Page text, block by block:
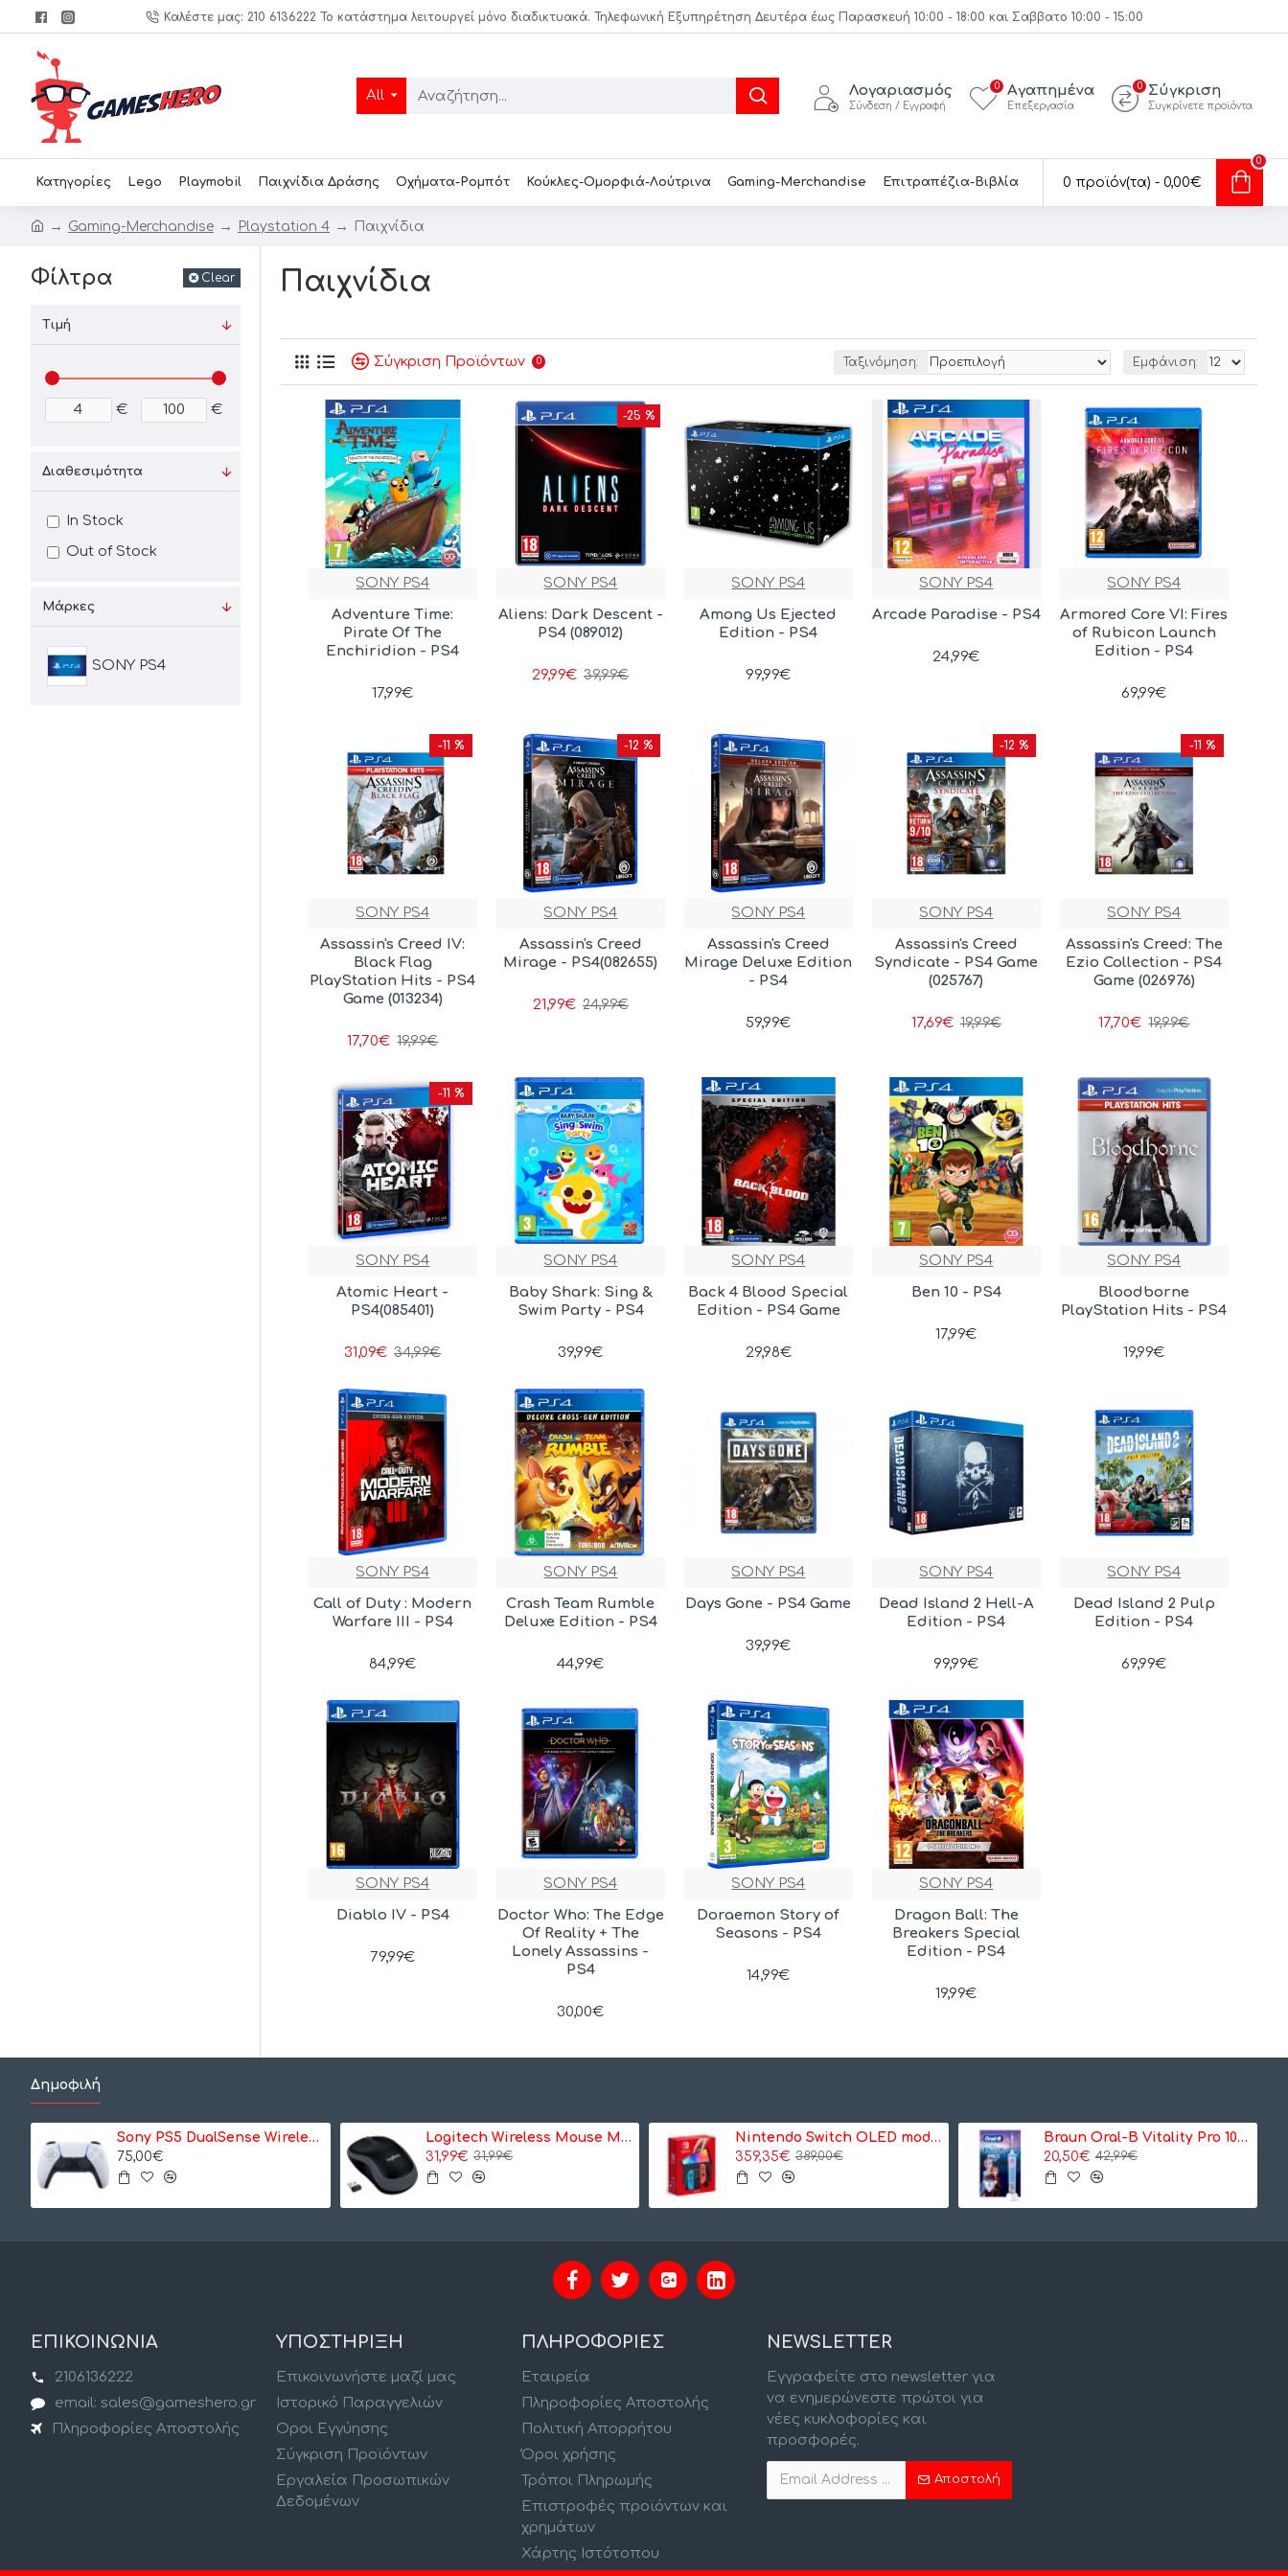
Καλέστε μας: 210 6136222 Το κατάστημα λειτουργεί μόνο διαδικτυακά. Τηλεφωνική Εξυπηρέτηση Δευτέρα έως Παρασκευή 10:00 - 18:00 και Σαββατο 10:00 - 15:00
All Λογαριασμός
Σύνδεση / Εγγραφή
Αγαπημένα
Επεξεργασία
0 Σύγκριση
Συγκρίνετε προϊόντα
0
Κατηγορίες Lego Playmobil Παιχνίδια Δράσης Οχήματα-Ρομπότ Κούκλες-Ομορφιά-Λούτρινα Gaming-Merchandise Επιτραπέζια-Βιβλία 0 προϊόν(τα) - 0,00€
0
Gaming-Merchandise Playstation 4 Παιχνίδια
Φίλτρα Clear
Τιμή
€ €
Μάρκες
SONY PS4
Διαθεσιμότητα
In Stock
Out of Stock
Παιχνίδια
Σύγκριση Προϊόντων 0 Ταξινόμηση: Εμφάνιση:
SONY PS4
Adventure Time:
Pirate Of The
Enchiridion - PS4
17,99€
-25 %
SONY PS4
Aliens: Dark Descent -
PS4 (089012)
29,99€ 39,99€
SONY PS4
Among Us Ejected
Edition - PS4
99,99€
SONY PS4
Arcade Paradise - PS4
24,99€
SONY PS4
Armored Core VI: Fires
of Rubicon Launch
Edition - PS4
69,99€
-11 %
SONY PS4
Assassin's Creed IV:
Black Flag
PlayStation Hits - PS4
Game (013234)
17,70€ 19,99€
-12 %
SONY PS4
Assassin's Creed
Mirage - PS4(082655)
21,99€ 24,99€
SONY PS4
Assassin's Creed
Mirage Deluxe Edition
- PS4
59,99€
-12 %
SONY PS4
Assassin's Creed
Syndicate - PS4 Game
(025767)
17,69€ 19,99€
-11 %
SONY PS4
Assassin's Creed: The
Ezio Collection - PS4
Game (026976)
17,70€ 19,99€
-11 %
SONY PS4
Atomic Heart -
PS4(085401)
31,09€ 34,99€
SONY PS4
Baby Shark: Sing &
Swim Party - PS4
39,99€
SONY PS4
Back 4 Blood Special
Edition - PS4 Game
29,98€
SONY PS4
Ben 10 - PS4
17,99€
SONY PS4
Bloodborne
PlayStation Hits - PS4
19,99€
SONY PS4
Call of Duty : Modern
Warfare III - PS4
84,99€
SONY PS4
Crash Team Rumble
Deluxe Edition - PS4
44,99€
SONY PS4
Days Gone - PS4 Game
39,99€
SONY PS4
Dead Island 2 Hell-A
Edition - PS4
99,99€
SONY PS4
Dead Island 2 Pulp
Edition - PS4
69,99€
SONY PS4
Diablo IV - PS4
79,99€
SONY PS4
Doctor Who: The Edge
Of Reality + The
Lonely Assassins -
PS4
30,00€
SONY PS4
Doraemon Story of
Seasons - PS4
14,99€
SONY PS4
Dragon Ball: The
Breakers Special
Edition - PS4
19,99€
Δημοφιλή
Sony PS5 DualSense Wireless Controller- Ασύρματο Χειριστήριο - Λευκό
75,00€
Logitech Wireless Mouse M185, Mouse (grey) (910-002238)
31,99€ 31,99€
Nintendo Switch OLED model Neon Red/Neon Blue - Κονσόλα Nintendo
359,35€ 389,00€
Braun Oral-B Vitality Pro 103 Kids Frozen, ηλεκτρική οδοντόβουρτσα (8006540772409)
20,50€ 42,99€
ΕΠΙΚΟΙΝΩΝΙΑ
2106136222
email: sales@gameshero.gr
Πληροφορίες Αποστολής
ΥΠΟΣΤΗΡΙΞΗ
Επικοινωνήστε μαζί μας
Ιστορικό Παραγγελιών
Οροι Εγγύησης
Σύγκριση Προϊόντων
Εργαλεία Προσωπικών
Δεδομένων
ΠΛΗΡΟΦΟΡΙΕΣ
Εταιρεία
Πληροφορίες Αποστολής
Πολιτική Απορρήτου
Όροι χρήσης
Τρόποι Πληρωμής
Επιστροφές προϊόντων και
χρημάτων
Χάρτης Ιστότοπου
NEWSLETTER
Εγγραφείτε στο newsletter για
να ενημερώνεστε πρώτοι για
νέες κυκλοφορίες και
προσφορές.
Αποστολή